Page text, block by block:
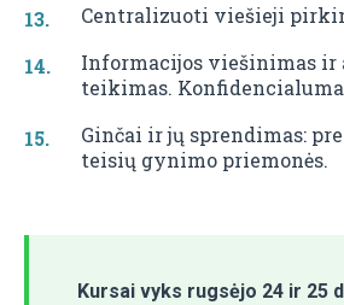
Centralizuoti viešieji
Informacijos viešinimas ir
teikimas.
Ginčai ir jų sprendimas:
teisių gynimo priemonės.
Kursai vyks rugsėjo 24 ir 25